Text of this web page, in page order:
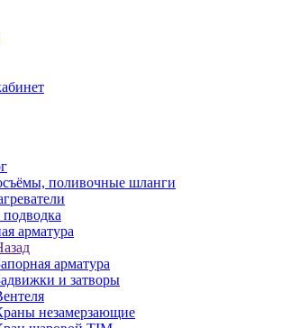
поливочные шланги
подводка
арматура
арматура
и затворы
незамерзающие